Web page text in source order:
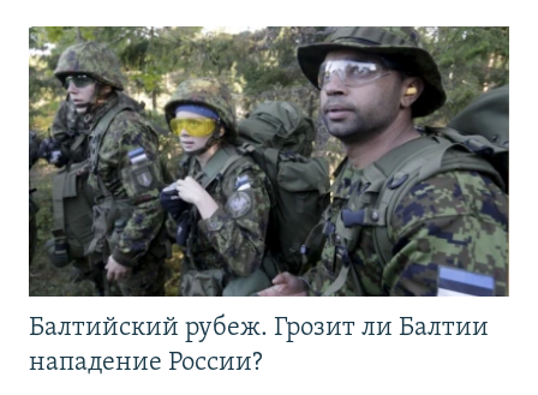
Балтийский рубеж. Грозит ли Балтии
нападение России?